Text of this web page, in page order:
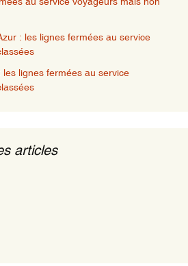
: les lignes fermées au service
lignes fermées au service
articles